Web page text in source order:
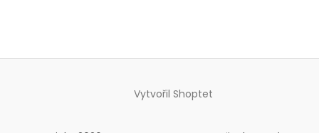
Vytvořil Shoptet